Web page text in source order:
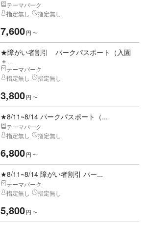
テーマパーク
指定無し
指定無し
7,600円 〜
★障がい者割引 パークパスポート（入園
＋...
テーマパーク
指定無し
指定無し
3,800円 〜
★8/11~8/14 パークパスポート（...
テーマパーク
指定無し
指定無し
6,800円 〜
★8/11~8/14 障がい者割引 パー...
テーマパーク
指定無し
指定無し
5,800円 〜